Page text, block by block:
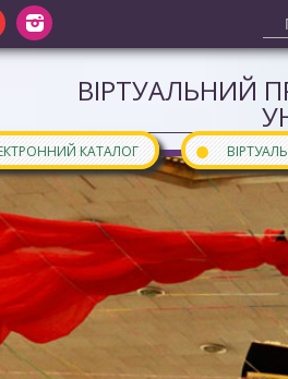
ВІРТУАЛЬНИЙ
КАТАЛОГ ●